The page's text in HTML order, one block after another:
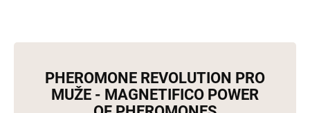
PHEROMONE REVOLUTION PRO
MUŽE - MAGNETIFICO POWER